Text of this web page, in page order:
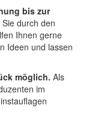
bis zur
durch den
Ihnen gerne
Ideen und lassen
möglich. Als
im